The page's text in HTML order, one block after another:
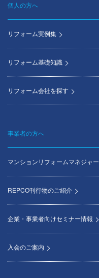
Footer
menu
個人の方へ
リフォーム実例集
リフォーム基礎知識
リフォーム会社を探す
事業者の方へ
マンションリフォームマネジャー
REPCO刊行物のご紹介
企業・事業者向けセミナー情報
入会のご案内